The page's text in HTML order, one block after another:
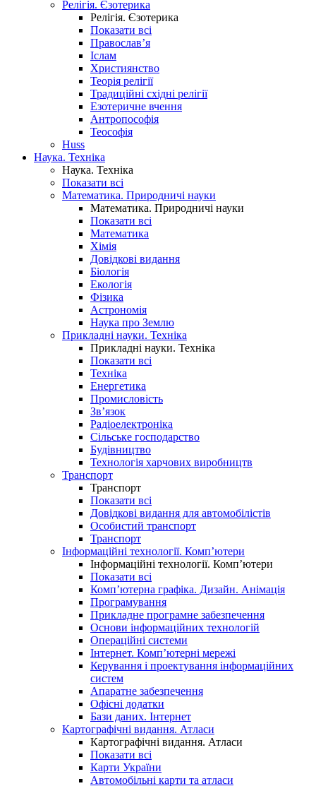
Релігія. Єзотерика
Релігія. Єзотерика
Показати всі
Православ’я
Іслам
Християнство
Теорія релігії
Традиційні східні релігії
Езотеричне вчення
Антропософія
Теософія
Huss
Наука. Техніка
Наука. Техніка
Показати всі
Математика. Природничі науки
Математика. Природничі науки
Показати всі
Математика
Хімія
Довідкові видання
Біологія
Екологія
Фізика
Астрономія
Наука про Землю
Прикладні науки. Техніка
Прикладні науки. Техніка
Показати всі
Техніка
Енергетика
Промисловість
Зв’язок
Радіоелектроніка
Сільське господарство
Будівництво
Технологія харчових виробництв
Транспорт
Транспорт
Показати всі
Довідкові видання для автомобілістів
Особистий транспорт
Транспорт
Інформаційні технології. Комп’ютери
Інформаційні технології. Комп’ютери
Показати всі
Комп’ютерна графіка. Дизайн. Анімація
Програмування
Прикладне програмне забезпечення
Основи інформаційних технологій
Операційні системи
Інтернет. Комп’ютерні мережі
Керування і проектування інформаційних
систем
Апаратне забезпечення
Офісні додатки
Бази даних. Інтернет
Картографічні видання. Атласи
Картографічні видання. Атласи
Показати всі
Карти України
Автомобільні карти та атласи